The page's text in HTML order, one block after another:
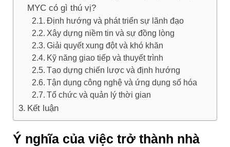
MYC có gì thú vị?
Định hướng và phát triển sự lãnh đạo
Xây dựng niềm tin và sự đồng lòng
Giải quyết xung đột và khó khăn
Kỹ năng giao tiếp và thuyết trình
Tạo dựng chiến lược và định hướng
Tận dụng công nghệ và ứng dụng số hóa
Tổ chức và quản lý thời gian
Kết luận
Ý nghĩa của việc trở thành nhà